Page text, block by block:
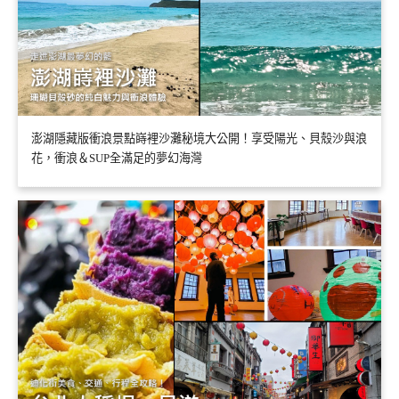
澎湖隱藏版衝浪景點嵵裡沙灘秘境大公開！享受陽光、貝殼沙與浪
花，衝浪＆SUP全滿足的夢幻海灣